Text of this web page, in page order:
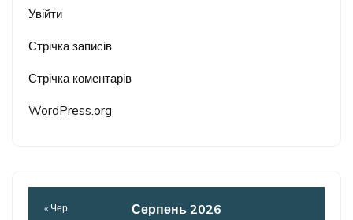
Увійти
Стрічка записів
Стрічка коментарів
WordPress.org
Серпень 2026
« Чер